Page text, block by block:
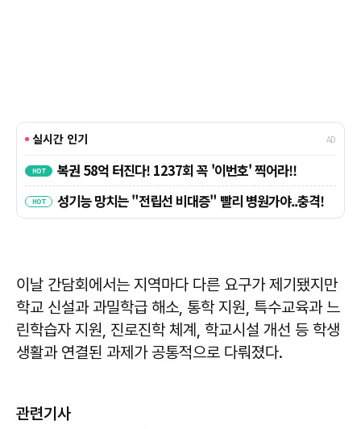
이날 간담회에서는 지역마다 다른 요구가 제기됐지만
학교 신설과 과밀학급 해소, 통학 지원, 특수교육과 느
린학습자 지원, 진로진학 체계, 학교시설 개선 등 학생
생활과 연결된 과제가 공통적으로 다뤄졌다.
관련기사